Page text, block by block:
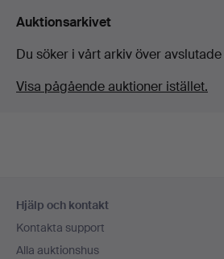
Auktionsarkivet
Du söker i vårt arkiv över avslutade
Visa pågående auktioner istället.
Hjälp och kontakt
Kontakta support
Alla auktionshus